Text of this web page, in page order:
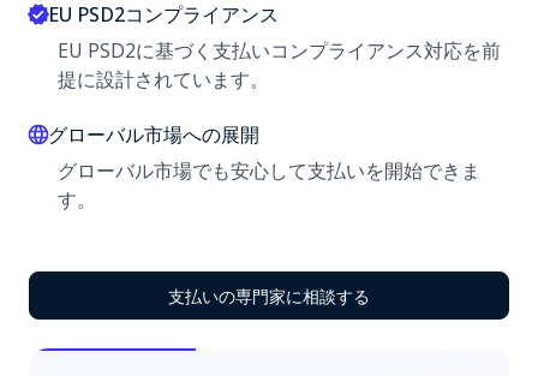
EU PSD2コンプライアンス
EU PSD2に基づく支払いコンプライアンス対応を前
提に設計されています。
グローバル市場への展開
グローバル市場でも安心して支払いを開始できま
す。
支払いの専門家に相談する